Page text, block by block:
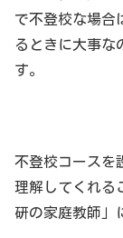
で不登校な場合
るときに大事な
す。
不登校コースを
理解してくれる
研の家庭教師」